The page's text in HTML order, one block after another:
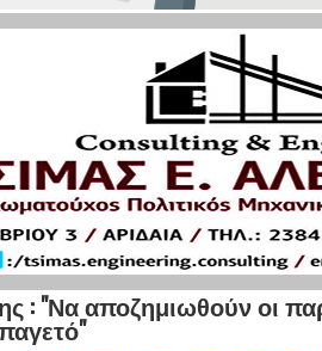
: "Να αποζημιωθούν οι